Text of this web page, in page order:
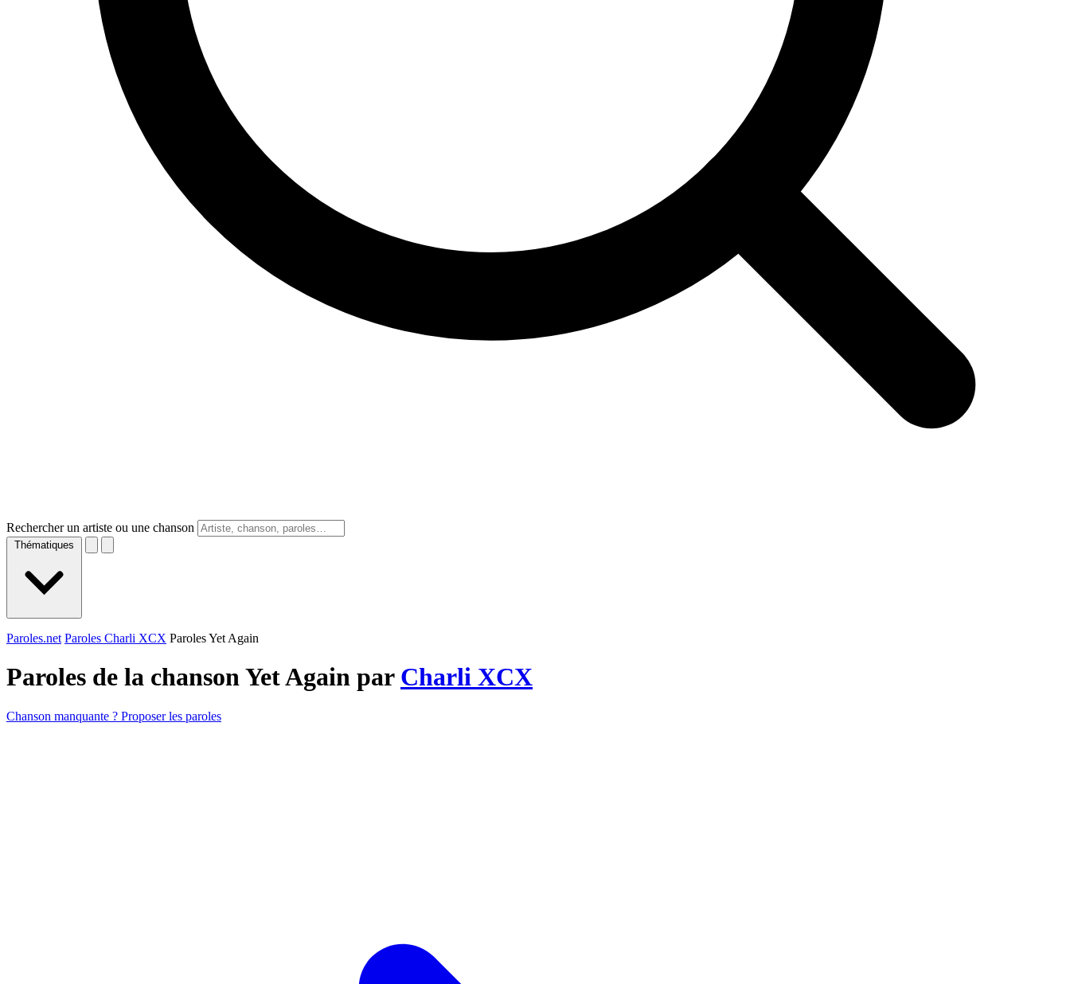
Rechercher un artiste ou une chanson
Thématiques
Paroles.net Paroles Charli XCX Paroles Yet Again
Paroles de la chanson Yet Again par Charli XCX
Chanson manquante ? Proposer les paroles